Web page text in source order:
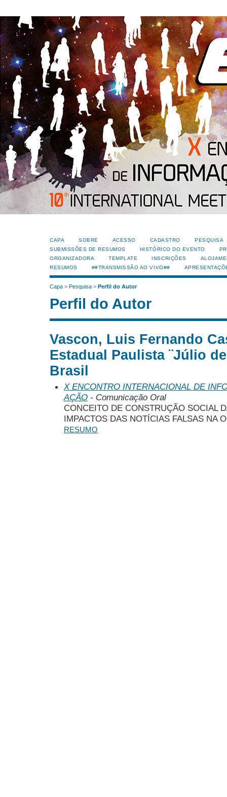
CAPA SOBRE ACESSO CADASTRO
PESQUISA
SUBMISSÕES DE RESUMOS
HISTÓRICO DO EVENTO
ORGANIZADORA
TEMPLATE INSCRIÇÕES
RESUMOS
##TRANSMISSÃO AO VIVO##
Capa > Pesquisa > Perfil do Autor
Perfil do Autor
Vascon, Luis Fernando
Estadual Paulista ¨Júlio
Brasil
X ENCONTRO INTERNACIONAL DE
AÇÃO - Comunicação Oral
CONCEITO DE CONSTRUÇÃO SOCIAL
IMPACTOS DAS NOTÍCIAS FALSAS NA
RESUMO